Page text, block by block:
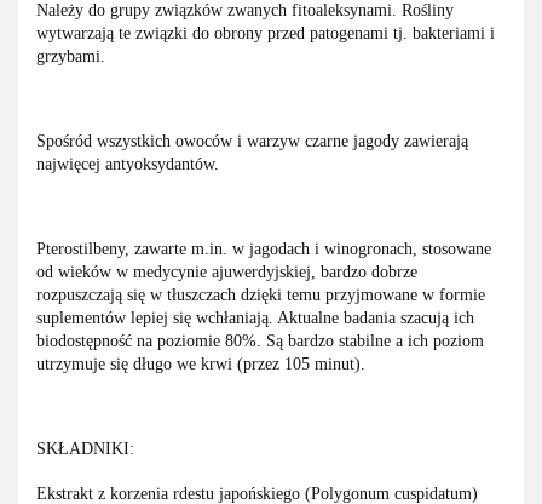
Należy do grupy związków zwanych fitoaleksynami. Rośliny
wytwarzają te związki do obrony przed patogenami tj. bakteriami i
grzybami.
Spośród wszystkich owoców i warzyw czarne jagody zawierają
najwięcej antyoksydantów.
Pterostilbeny, zawarte m.in. w jagodach i winogronach, stosowane
od wieków w medycynie ajuwerdyjskiej, bardzo dobrze
rozpuszczają się w tłuszczach dzięki temu przyjmowane w formie
suplementów lepiej się wchłaniają. Aktualne badania szacują ich
biodostępność na poziomie 80%. Są bardzo stabilne a ich poziom
utrzymuje się długo we krwi (przez 105 minut).
SKŁADNIKI:
Ekstrakt z korzenia rdestu japońskiego (Polygonum cuspidatum)